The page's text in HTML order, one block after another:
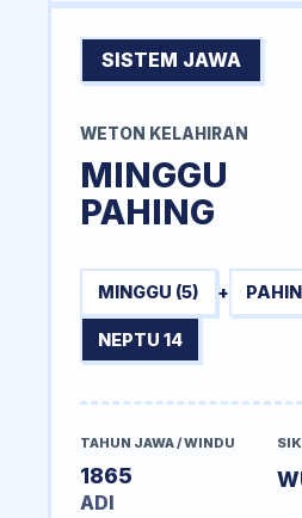
SISTEM JAWA
WETON KELAHIRAN
MINGGU
PAHING
MINGGU (5) +
NEPTU 14
TAHUN JAWA / WINDU
1865
ADI